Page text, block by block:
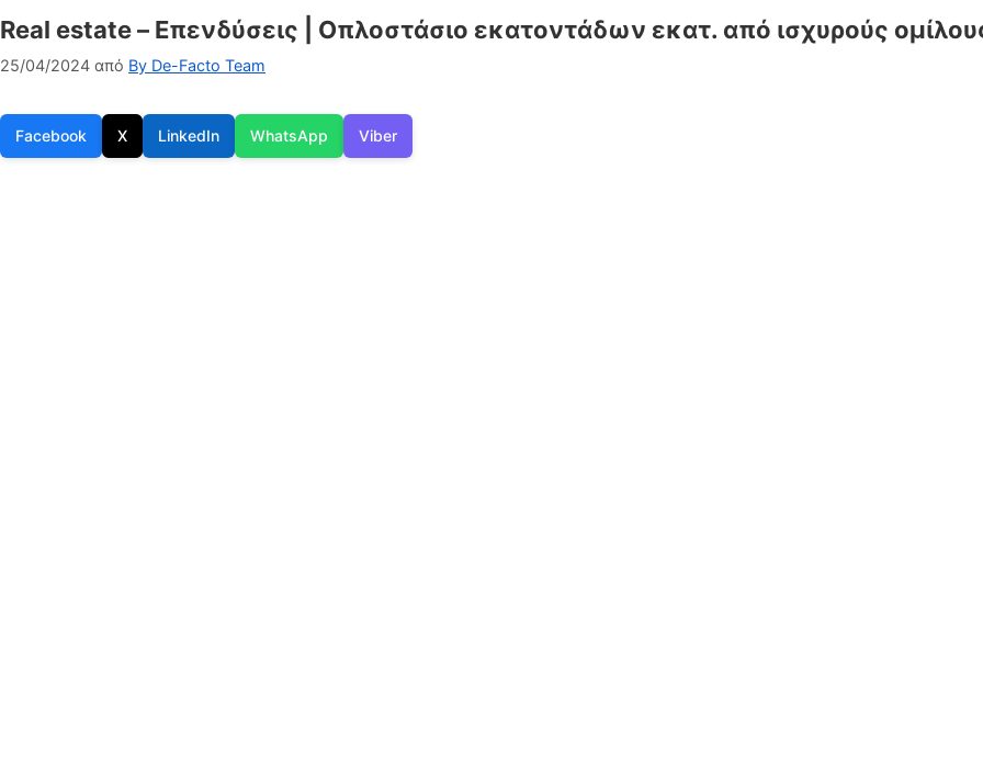
Real estate – Επενδύσεις | Οπλοστάσιο εκατοντάδων εκατ. από ισχυρούς
25/04/2024 από By De-Facto Team
Facebook X LinkedIn WhatsApp Viber